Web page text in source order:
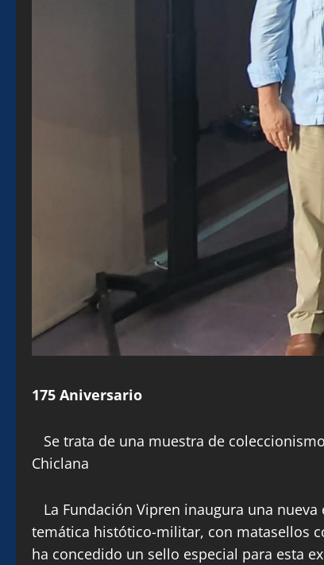
175 Aniversario
Se trata de una muestra de
Chiclana
La Fundación Vipren inaugura una
temática histótico-militar, con matasellos
ha concedido un sello especial para esta